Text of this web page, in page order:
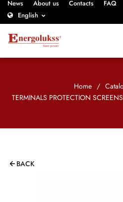
News About us Contacts
FAQ
English
Home /
TERMINALS PROTECTION
BACK